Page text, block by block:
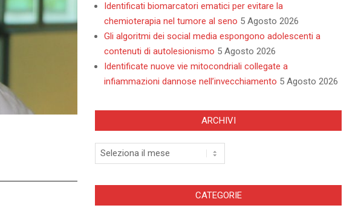
Identificati biomarcatori ematici per evitare la
chemioterapia nel tumore al seno 5 Agosto 2026
Gli algoritmi dei social media espongono adolescenti a
contenuti di autolesionismo 5 Agosto 2026
Identificate nuove vie mitocondriali collegate a
infiammazioni dannose nell’invecchiamento 5 Agosto 2026
ARCHIVI
Archivi
CATEGORIE